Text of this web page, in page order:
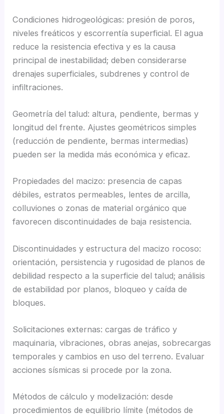
Condiciones hidrogeológicas: presión de poros,
niveles freáticos y escorrentía superficial. El agua
reduce la resistencia efectiva y es la causa
principal de inestabilidad; deben considerarse
drenajes superficiales, subdrenes y control de
infiltraciones.
Geometría del talud: altura, pendiente, bermas y
longitud del frente. Ajustes geométricos simples
(reducción de pendiente, bermas intermedias)
pueden ser la medida más económica y eficaz.
Propiedades del macizo: presencia de capas
débiles, estratos permeables, lentes de arcilla,
colluviones o zonas de material orgánico que
favorecen discontinuidades de baja resistencia.
Discontinuidades y estructura del macizo rocoso:
orientación, persistencia y rugosidad de planos de
debilidad respecto a la superficie del talud; análisis
de estabilidad por planos, bloqueo y caída de
bloques.
Solicitaciones externas: cargas de tráfico y
maquinaria, vibraciones, obras anejas, sobrecargas
temporales y cambios en uso del terreno. Evaluar
acciones sísmicas si procede por la zona.
Métodos de cálculo y modelización: desde
procedimientos de equilibrio límite (métodos de